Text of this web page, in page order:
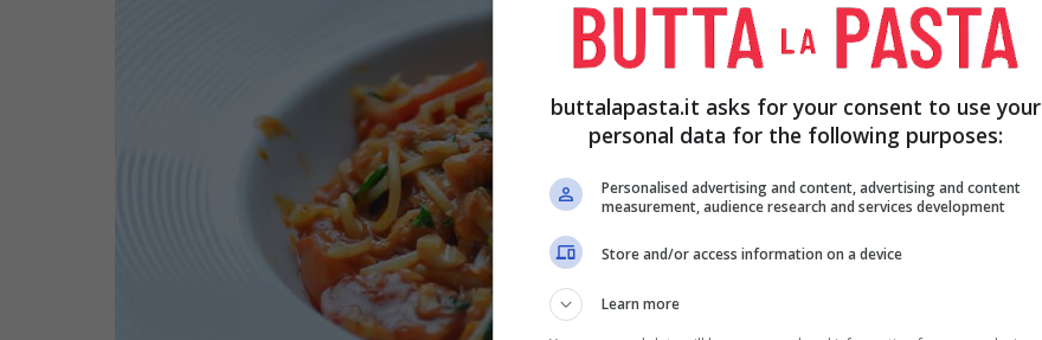
buttalapasta.it asks for your consent to use your
personal data for the following purposes:
Personalised advertising and content, advertising and content
measurement, audience research and services development
Store and/or access information on a device
Learn more